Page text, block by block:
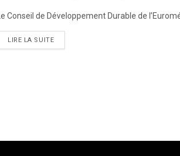
Le Conseil de Développement Durable de
LIRE LA SUITE